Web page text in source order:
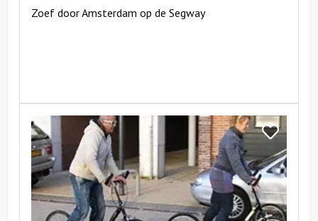
Zoef door Amsterdam op de Segway
Bekijk
Stap
op
de
step
Stap
step